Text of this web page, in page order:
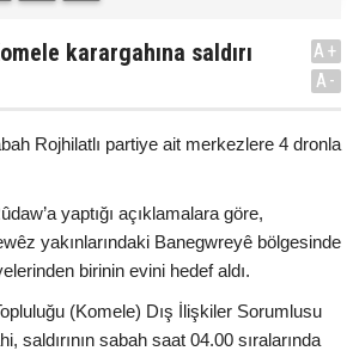
karargahına saldırı
A+
A-
Rojhilatlı partiye ait merkezlere 4 dronla
yaptığı açıklamalara göre,
yakınlarındaki Banegwreyê bölgesinde
birinin evini hedef aldı.
(Komele) Dış İlişkiler Sorumlusu
saldırının sabah saat 04.00 sıralarında